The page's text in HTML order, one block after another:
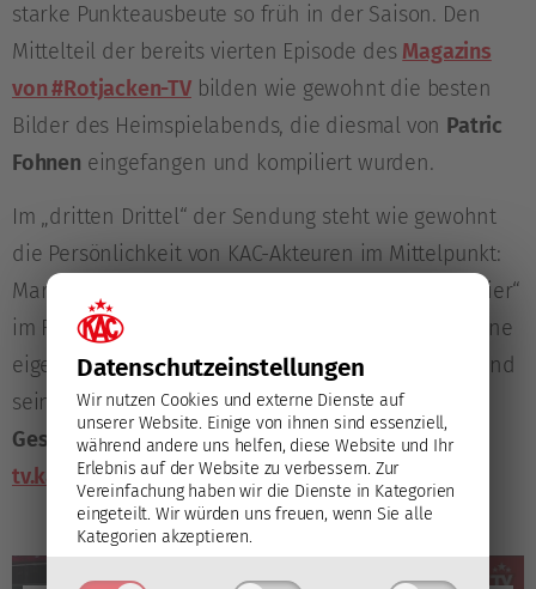
Datenschutz­einstellungen
Wir nutzen Cookies und externe Dienste auf
unserer Website. Einige von ihnen sind essenziell,
während andere uns helfen, diese Website und Ihr
Erlebnis auf der Website zu verbessern. Zur
Vereinfachung haben wir die Dienste in Kategorien
eingeteilt. Wir würden uns freuen, wenn Sie alle
Kategorien akzeptieren.
starke Punkteausbeute so früh in der Saison. Den
Mittelteil der bereits vierten Episode des Magazins
von #Rotjacken-TVbilden wie gewohnt die besten
Bilder des Heimspielabends, die diesmal von Patric
Fohnen eingefangen und kompiliert wurden.
Im „dritten Drittel“ der Sendung steht wie gewohnt
die Persönlichkeit von KAC-Akteuren im Mittelpunkt:
Marc Brabant hat sich mit
„auf a Bier“
im Frankie’s getroffen, um mit dem Goalie über seine
eigene Entwicklung, das Torhüterspiel insgesamt und
seine Ziele für die Zukunft zu unterhalten.
Gespräch in voller Länge ist ab Donnerstag auf
tv.kac.atverfügbar.